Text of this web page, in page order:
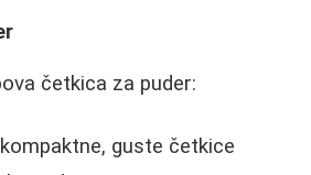
četkica za puder:
guste četkice